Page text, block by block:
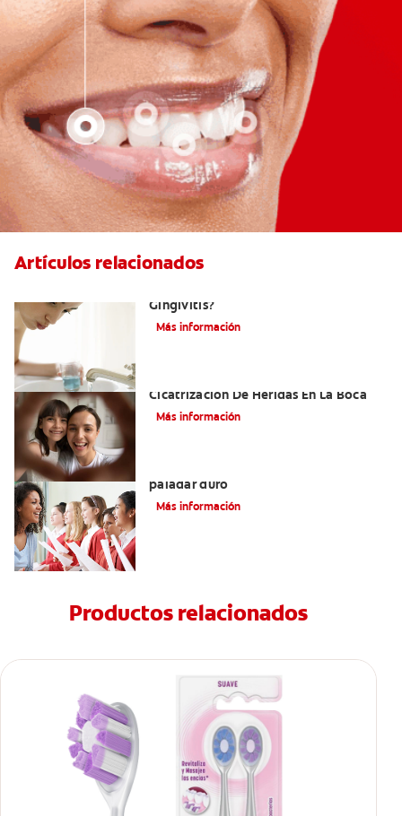
Artículos relacionados
Gingivitis?
Más información
Cicatrización De Heridas En La Boca
Más información
paladar duro
Más información
Productos relacionados